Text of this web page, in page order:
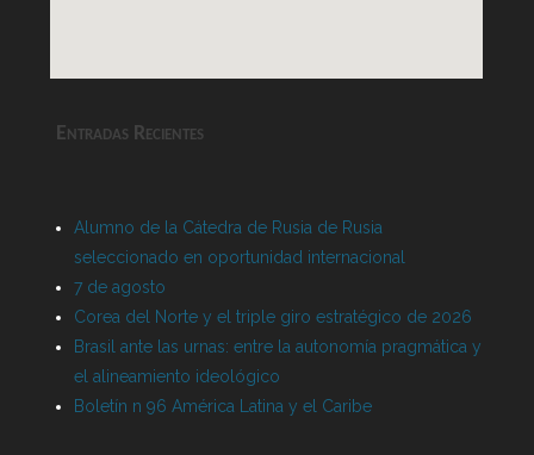
Entradas Recientes
Alumno de la Cátedra de Rusia de Rusia
seleccionado en oportunidad internacional
7 de agosto
Corea del Norte y el triple giro estratégico de 2026
Brasil ante las urnas: entre la autonomía pragmática y
el alineamiento ideológico
Boletín n 96 América Latina y el Caribe